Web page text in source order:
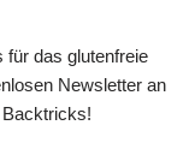
für das glutenfreie
Newsletter an